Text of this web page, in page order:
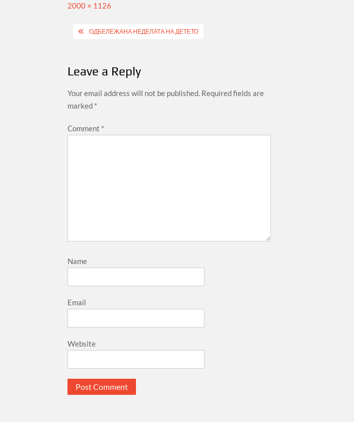
Full
2000 × 1126
PostОДБЕЛЕЖАНА НЕДЕЛАТА НА ДЕТЕТО
Leave a Reply
Your email address will not be published. Required fields are
marked *
Comment *
Name
Email
Website